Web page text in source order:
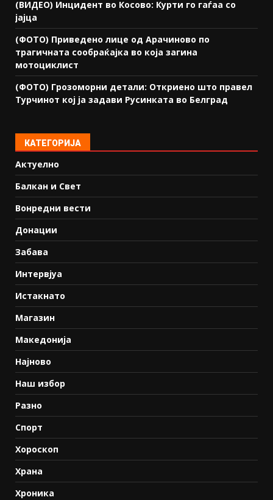
(ВИДЕО) Инцидент во Косово: Курти го гаѓаа со
јајца
(ФОТО) Приведено лице од Арачиново по
трагичната сообраќајка во која загина
мотоциклист
(ФОТО) Грозоморни детали: Откриено што правел
Турчинот кој ја задави Русинката во Белград
КАТЕГОРИЈА
Актуелно
Балкан и Свет
Вонредни вести
Донации
Забава
Интервјуа
Истакнато
Магазин
Македонија
Најново
Наш избор
Разно
Спорт
Хороскоп
Храна
Хроника